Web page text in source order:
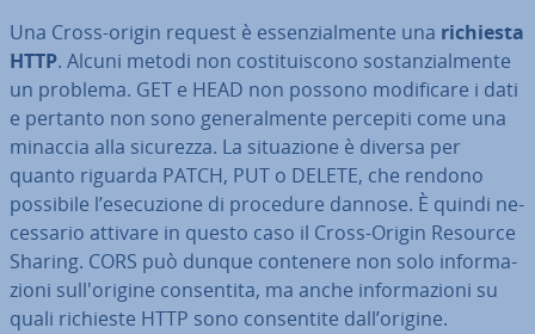
Una Cross-origin request è es­sen­zial­men­te una richiesta
HTTP. Alcuni metodi non co­sti­tui­sco­no so­stan­zial­men­te
un problema. GET e HEAD non possono mo­di­fi­ca­re i dati
e pertanto non sono ge­ne­ral­men­te percepiti come una
minaccia alla sicurezza. La si­tua­zio­ne è diversa per
quanto riguarda PATCH, PUT o DELETE, che rendono
possibile l’ese­cu­zio­ne di procedure dannose. È quindi ne­
ces­sa­rio attivare in questo caso il Cross-Origin Resource
Sharing. CORS può dunque contenere non solo in­for­ma­
zio­ni sul­l'o­ri­gi­ne con­sen­ti­ta, ma anche in­for­ma­zio­ni su
quali richieste HTTP sono con­sen­ti­te dall’origine.